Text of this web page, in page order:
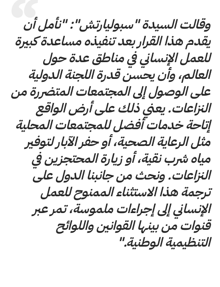
وقالت السيدة "سبوليارتش": "نأمل أن
يقدم هذا القرار بعد تنفيذه مساعدة كبيرة
للعمل الإنساني في مناطق عدة حول
العالم، وأن يحسن قدرة اللجنة الدولية
على الوصول إلى المجتمعات المتضررة من
النزاعات. يعني ذلك على أرض الواقع
إتاحة خدمات أفضل للمجتمعات المحلية
مثل الرعاية الصحية، أو حفر الآبار لتوفير
مياه شرب نقية، أو زيارة المحتجزين في
النزاعات. ونحث من جانبنا الدول على
ترجمة هذا الاستثناء الممنوح للعمل
الإنساني إلى إجراءات ملموسة، تمر عبر
قنوات من بينها القوانين واللوائح
التنظيمية الوطنية."